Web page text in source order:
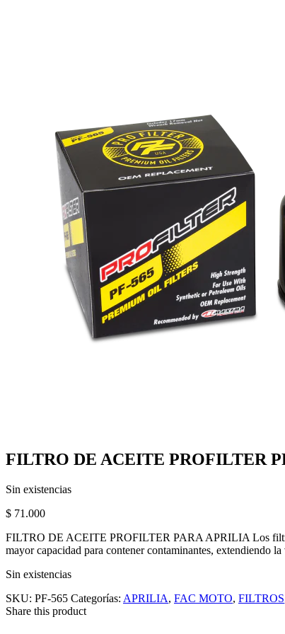
FILTRO DE ACEITE PROFILTER
Sin existencias
$ 71.000
FILTRO DE ACEITE PROFILTER PARA APRILIA Los
mayor capacidad para contener contaminantes, extendiendo
Sin existencias
SKU: PF-565 Categorías: APRILIA, FAC MOTO, FILTROS
Share this product